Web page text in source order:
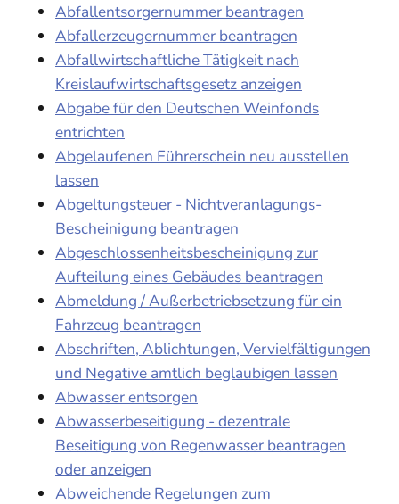
Abfallentsorgernummer beantragen
Abfallerzeugernummer beantragen
Abfallwirtschaftliche Tätigkeit nach
Kreislaufwirtschaftsgesetz anzeigen
Abgabe für den Deutschen Weinfonds
entrichten
Abgelaufenen Führerschein neu ausstellen
lassen
Abgeltungsteuer - Nichtveranlagungs-
Bescheinigung beantragen
Abgeschlossenheitsbescheinigung zur
Aufteilung eines Gebäudes beantragen
Abmeldung / Außerbetriebsetzung für ein
Fahrzeug beantragen
Abschriften, Ablichtungen, Vervielfältigungen
und Negative amtlich beglaubigen lassen
Abwasser entsorgen
Abwasserbeseitigung - dezentrale
Beseitigung von Regenwasser beantragen
oder anzeigen
Abweichende Regelungen zum